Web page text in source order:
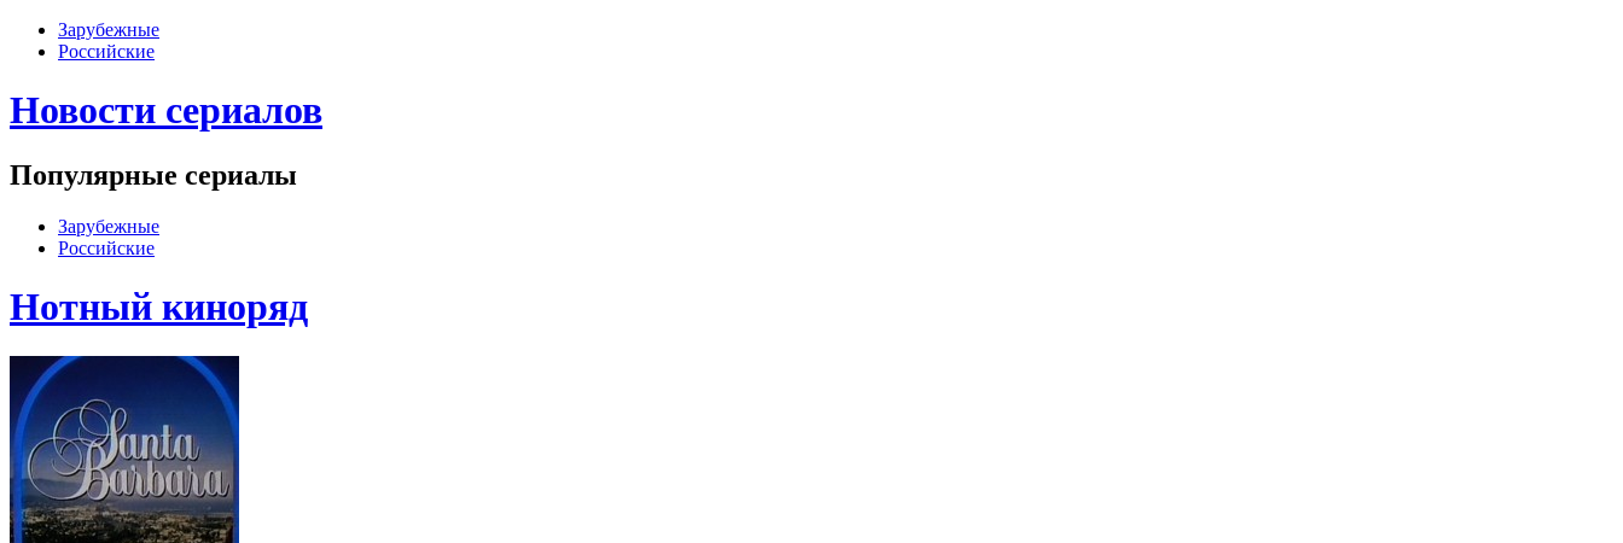
Зарубежные
Российские
Новости сериалов
Популярные сериалы
Зарубежные
Российские
Нотный киноряд